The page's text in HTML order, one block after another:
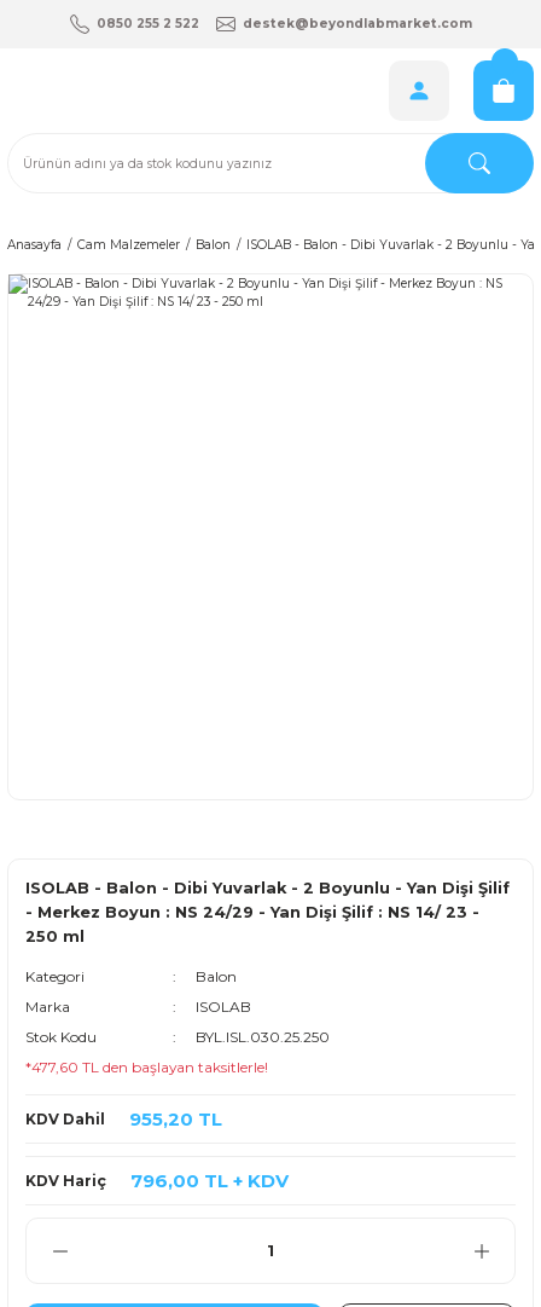
0850 255 2 522 destek@beyondlabmarket.com
Anasayfa Cam Malzemeler Balon ISOLAB - Balon - Dibi Yuvarlak - 2 Boyunlu -
ISOLAB - Balon - Dibi Yuvarlak - 2 Boyunlu - Yan Dişi Şilif
- Merkez Boyun : NS 24/29 - Yan Dişi Şilif : NS 14/ 23 -
250 ml
Kategori
Balon
Marka
ISOLAB
Stok Kodu
BYL.ISL.030.25.250
*477,60 TL den başlayan taksitlerle!
KDV Dahil 955,20 TL
KDV Hariç 796,00 TL + KDV